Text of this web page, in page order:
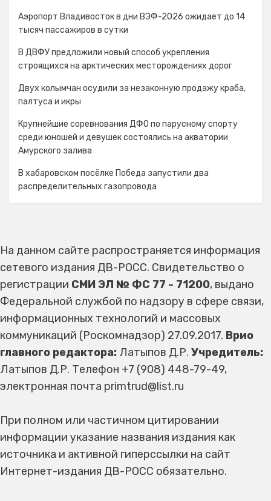
Аэропорт Владивосток в дни ВЭФ-2026 ожидает до 14
тысяч пассажиров в сутки
В ДВФУ предложили новый способ укрепления
строящихся на арктических месторождениях дорог
Двух колымчан осудили за незаконную продажу краба,
палтуса и икры
Крупнейшие соревнования ДФО по парусному спорту
среди юношей и девушек состоялись на акватории
Амурского залива
В хабаровском посёлке Победа запустили два
распределительных газопровода
На данном сайте распространяется информация
сетевого издания ДВ-РОСС. Свидетельство о
регистрации СМИ ЭЛ № ФС 77 - 71200, выдано
Федеральной службой по надзору в сфере связи,
информационных технологий и массовых
коммуникаций (Роскомнадзор) 27.09.2017. Врио
главного редактора: Латыпов Д.Р. Учредитель:
Латыпов Д.Р. Телефон +7 (908) 448-79-49,
электронная почта primtrud@list.ru
При полном или частичном цитировании
информации указание названия издания как
источника и активной гиперссылки на сайт
Интернет-издания ДВ-РОСС обязательно.